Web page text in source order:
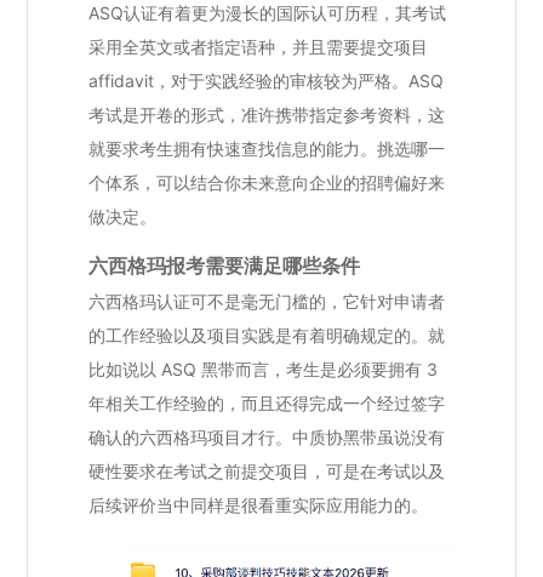
ASQ认证有着更为漫长的国际认可历程，其考试
采用全英文或者指定语种，并且需要提交项目
affidavit，对于实践经验的审核较为严格。ASQ
考试是开卷的形式，准许携带指定参考资料，这
就要求考生拥有快速查找信息的能力。挑选哪一
个体系，可以结合你未来意向企业的招聘偏好来
做决定。
六西格玛报考需要满足哪些条件
六西格玛认证可不是毫无门槛的，它针对申请者
的工作经验以及项目实践是有着明确规定的。就
比如说以 ASQ 黑带而言，考生是必须要拥有 3
年相关工作经验的，而且还得完成一个经过签字
确认的六西格玛项目才行。中质协黑带虽说没有
硬性要求在考试之前提交项目，可是在考试以及
后续评价当中同样是很看重实际应用能力的。